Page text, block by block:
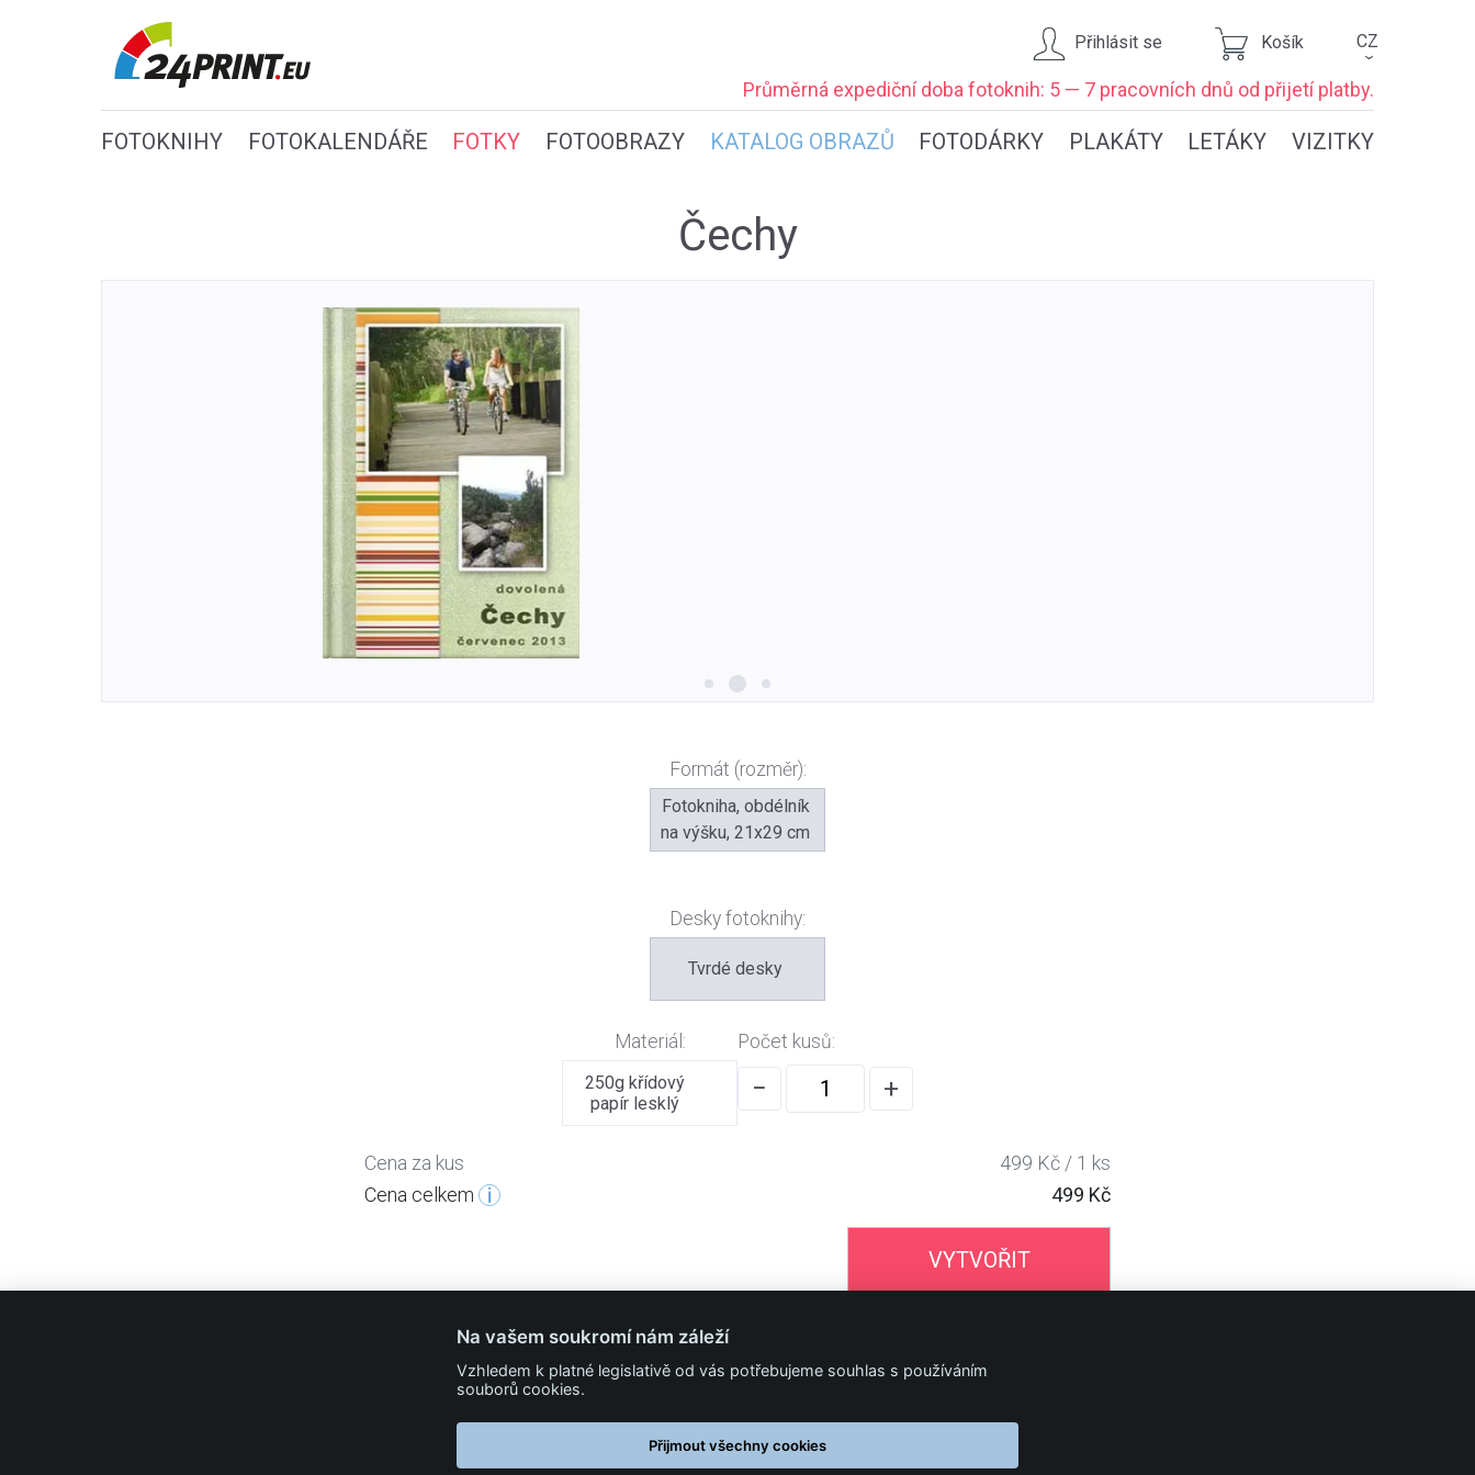
Přihlásit se Košík CZ
›
Průměrná expedičnídoba fotoknih: 5 — 7 pracovních dnů od přijetí platby.
FOTOKNIHY FOTOKALENDÁŘE FOTKY FOTOOBRAZY KATALOG OBRAZŮ FOTODÁRKY PLAKÁTY LETÁKY VIZITKY
Čechy
Formát (rozměr):
Fotokniha, obdélník
na výšku, 21x29 cm
Desky fotoknihy:
Tvrdé desky
Materiál:
250g křídový
papír lesklý
Počet kusů:
− +
Cena za kus
499 Kč / 1 ks
Cena celkem
499 Kč
VYTVOŘIT
Obchodní podmínky
Technické podmínky
Na vašem soukromí nám záleží
Vzhledem k platné legislativě od vás potřebujeme souhlas s používáním
souborů cookies.
Přijmout všechny cookies